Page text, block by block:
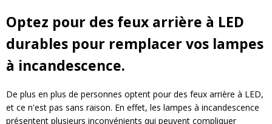
Optez pour des feux arrière à LED
durables pour remplacer vos lampes
à incandescence.
De plus en plus de personnes optent pour des feux arrière à LED,
et ce n'est pas sans raison. En effet, les lampes à incandescence
présentent plusieurs inconvénients qui peuvent compliquer